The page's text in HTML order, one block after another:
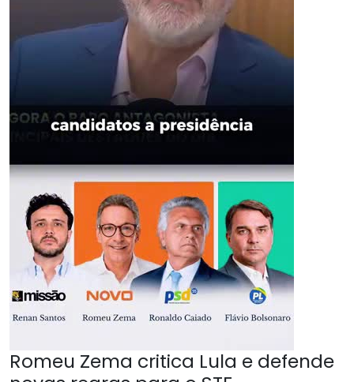
Romeu Zema critica Lula e defende